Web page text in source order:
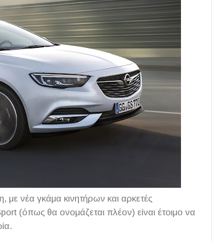
με νέα γκάμα κινητήρων και αρκετές
(όπως θα ονομάζεται πλέον) είναι έτοιμο να